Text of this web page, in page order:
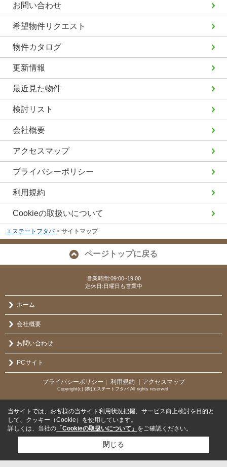
お問い合わせ
希望物件リクエスト
物件カタログ
更新情報
最近見た物件
検討リスト
会社概要
アクセスマップ
プライバシーポリシー
利用規約
Cookieの取扱いについて
エステートフタバ > サイトマップ
ページトップに戻る
営業時間:09:00~19:00
定休日:日曜日も営業中
ホーム
会社概要
お問い合わせ
PCサイト
プライバシーポリシー ｜ 利用規約 ｜アクセスマップ
Copyright(c) (株)エステートフタバ All rights reserved.
当サイトでは、お客様の当サイト利用状況把握、サービス向上検討を目的と
して、クッキー（Cookie）を使用しています。
詳しくは、当社の 「Cookieの取扱いについて」 をご確認ください。
閉じる